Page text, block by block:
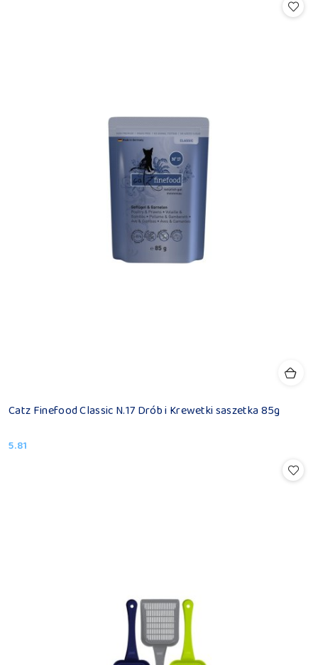
Catz Finefood Classic N.17 Drób i Krewetki saszetka 85g
Cena:
5.81